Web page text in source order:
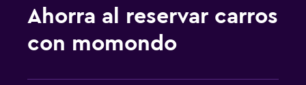
Ahorra al reservar carros
con momondo